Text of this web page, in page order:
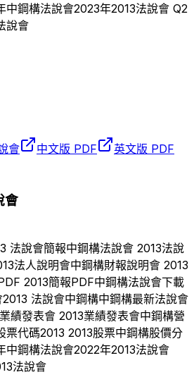
中鋼構法說會2023年2013法說會 Q2
說會
會 中文版 PDF
英文版 PDF
會
法說會簡報中鋼構法說會 2013法說
法人說明會中鋼構財報說明會 2013
2013簡報PDF中鋼構法說會下載
2013 法說會中鋼構中鋼構最新法說會
業績發表會 2013業績發表會中鋼構營
票代碼2013 2013股票中鋼構股價分
中鋼構法說會2022年2013法說會
法說會